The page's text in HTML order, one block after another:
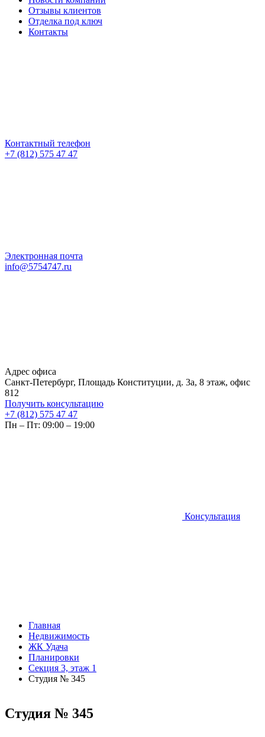
Отзывы клиентов
Отделка под ключ
Контакты
Контактный телефон
+7 (812) 575 47 47
Электронная почта
info@5754747.ru
Адрес офиса
Санкт-Петербург, Площадь Конституции, д. 3а, 8 этаж, офис
812
Получить консультацию
+7 (812) 575 47 47
Пн – Пт: 09:00 – 19:00
Консультация
Главная
Недвижимость
ЖК Удача
Планировки
Секция 3, этаж 1
Студия № 345
Студия № 345